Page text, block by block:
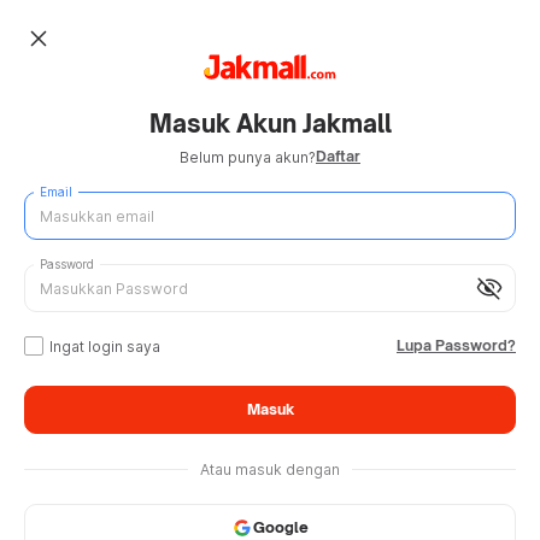
close
Masuk Akun Jakmall
Belum punya akun?Daftar
Email
visibility_off
Password
Ingat login saya Lupa Password?
Masuk
Atau masuk dengan
Google